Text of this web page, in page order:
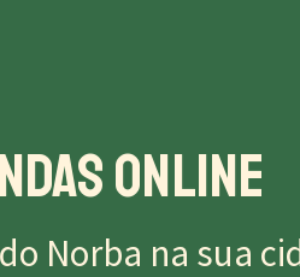
Online
Norba na sua